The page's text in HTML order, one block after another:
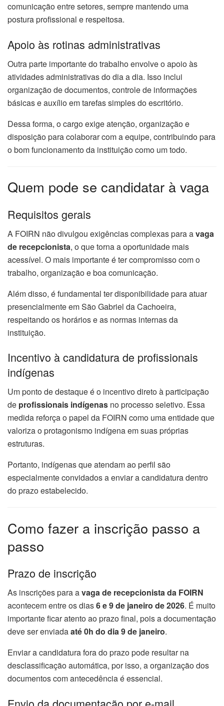
comunicação entre setores, sempre mantendo uma
postura profissional e respeitosa.
Apoio às rotinas administrativas
Outra parte importante do trabalho envolve o apoio às
atividades administrativas do dia a dia. Isso inclui
organização de documentos, controle de informações
básicas e auxílio em tarefas simples do escritório.
Dessa forma, o cargo exige atenção, organização e
disposição para colaborar com a equipe, contribuindo para
o bom funcionamento da instituição como um todo.
Quem pode se candidatar à vaga
Requisitos gerais
A FOIRN não divulgou exigências complexas para avaga
de recepcionista, o que torna a oportunidade mais
acessível. O mais importante é ter compromisso com o
trabalho, organização e boa comunicação.
Além disso, é fundamental ter disponibilidade para atuar
presencialmente em São Gabriel da Cachoeira,
respeitando os horários e as normas internas da
instituição.
Incentivo à candidatura de profissionais
indígenas
Um ponto de destaque é o incentivo direto à participação
de profissionais indígenas no processo seletivo. Essa
medida reforça o papel da FOIRN como uma entidade que
valoriza o protagonismo indígena em suas próprias
estruturas.
Portanto, indígenas que atendam ao perfil são
especialmente convidados a enviar a candidatura dentro
do prazo estabelecido.
Como fazer a inscrição passo a
passo
Prazo de inscrição
As inscrições para avaga de recepcionista da FOIRN
acontecem entre os dias6 e 9 de janeiro de 2026. É muito
importante ficar atento ao prazo final, pois a documentação
deve ser enviadaaté 0h do dia 9 de janeiro.
Enviar a candidatura fora do prazo pode resultar na
desclassificação automática, por isso, a organização dos
documentos com antecedência é essencial.